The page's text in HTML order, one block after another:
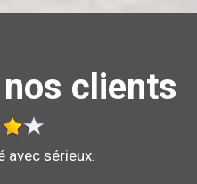
clients
!!